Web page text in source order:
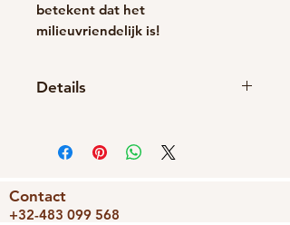
betekent dat het
milieuvriendelijk is!
Details
Sluiting: Vlinder
Contact
+32-483 099 568